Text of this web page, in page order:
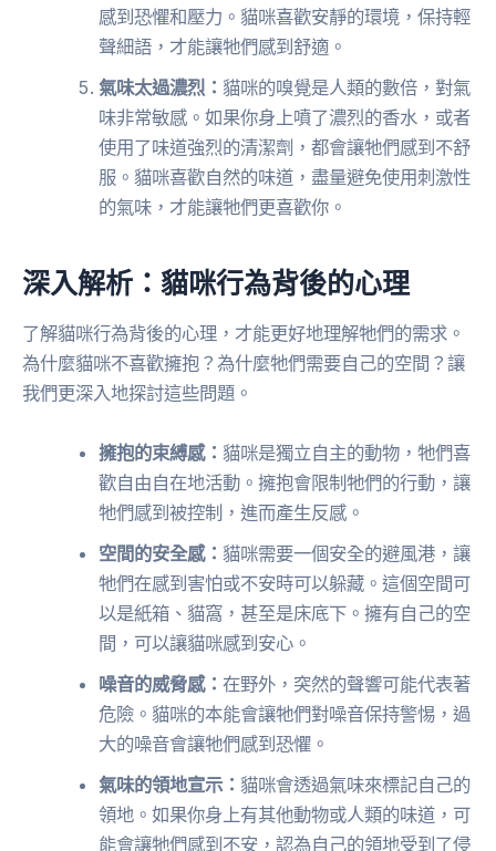
感到恐懼和壓力。貓咪喜歡安靜的環境，保持輕
聲細語，才能讓牠們感到舒適。
氣味太過濃烈：貓咪的嗅覺是人類的數倍，對氣
味非常敏感。如果你身上噴了濃烈的香水，或者
使用了味道強烈的清潔劑，都會讓牠們感到不舒
服。貓咪喜歡自然的味道，盡量避免使用刺激性
的氣味，才能讓牠們更喜歡你。
深入解析：貓咪行為背後的心理
了解貓咪行為背後的心理，才能更好地理解牠們的需求。
為什麼貓咪不喜歡擁抱？為什麼牠們需要自己的空間？讓
我們更深入地探討這些問題。
擁抱的束縛感： 貓咪是獨立自主的動物，牠們喜
歡自由自在地活動。擁抱會限制牠們的行動，讓
牠們感到被控制，進而產生反感。
空間的安全感： 貓咪需要一個安全的避風港，讓
牠們在感到害怕或不安時可以躲藏。這個空間可
以是紙箱、貓窩，甚至是床底下。擁有自己的空
間，可以讓貓咪感到安心。
噪音的威脅感：在野外，突然的聲響可能代表著
危險。貓咪的本能會讓牠們對噪音保持警惕，過
大的噪音會讓牠們感到恐懼。
氣味的領地宣示： 貓咪會透過氣味來標記自己的
領地。如果你身上有其他動物或人類的味道，可
能會讓牠們感到不安，認為自己的領地受到了侵